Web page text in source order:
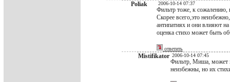
Poliak 2006-10-14 07:37
Фильтр тоже, к сожалению,
Скорее всего,это
антипатиях и они влияют
оценка стихо может быть
ответить
Mistifikator 2006-10-14 07:45
Фильтр, Миша, может
неизбежны, но их